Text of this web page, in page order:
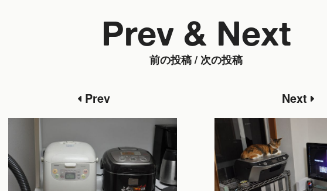
前の投稿 / 次の投稿
Prev & Next
Prev Next